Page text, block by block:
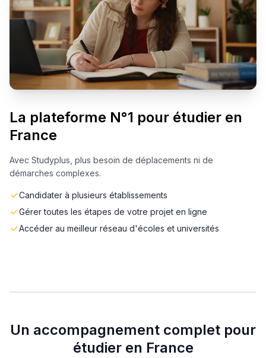
La plateforme N°1 pour étudier en
France
Avec Studyplus, plus besoin de déplacements ni de
démarches complexes.
Candidater à plusieurs établissements
Gérer toutes les étapes de votre projet en ligne
Accéder au meilleur réseau d'écoles et universités
Un accompagnement complet pour
étudier en France